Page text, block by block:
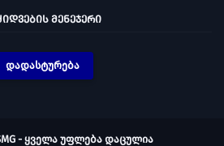
ᲛᲔᲜᲔᲯᲔᲠᲘ
დადასტურება
- ყველა უფლება დაცულია